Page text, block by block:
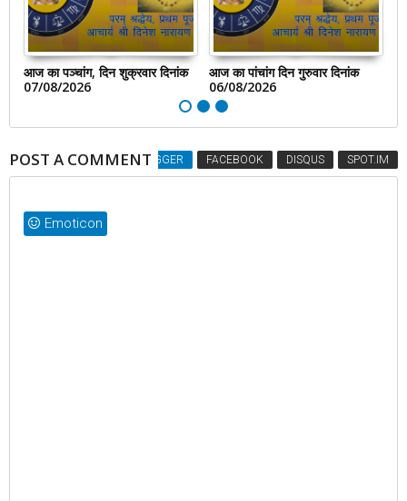
आज का पञ्चांग, दिन शुक्रवार दिनांक
07/08/2026
आज का पांचांग दिन गुरुवार दिनांक
06/08/2026
POST A COMMENTBLOGGER FACEBOOK DISQUS SPOT.IM
Emoticon